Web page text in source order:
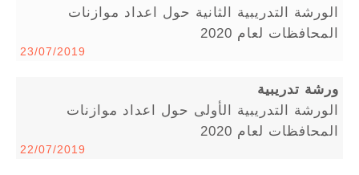
الورشة التدريبية الثانية حول اعداد موازنات
المحافظات لعام 2020
23/07/2019
ورشة تدريبية
الورشة التدريبية الأولى حول اعداد موازنات
المحافظات لعام 2020
22/07/2019